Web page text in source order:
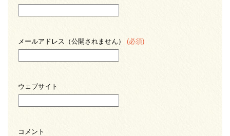
メールアドレス（公開されません） (必須)
ウェブサイト
コメント